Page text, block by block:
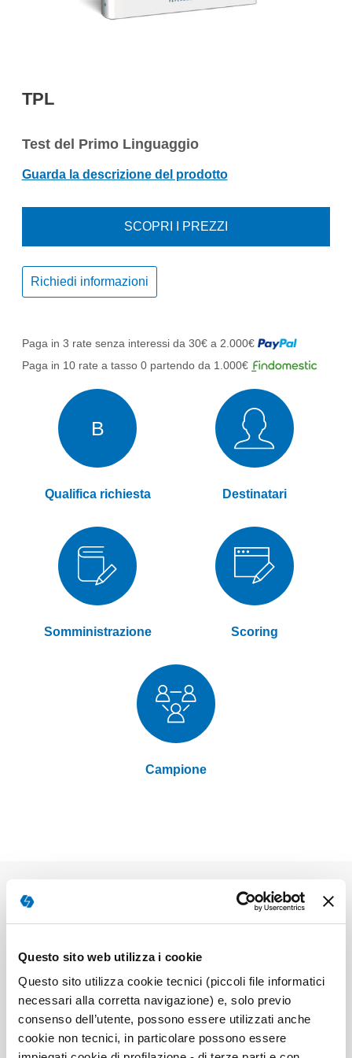
Questo sito web utilizza i cookie
Questo sito utilizza cookie tecnici (piccoli file informatici
necessari alla corretta navigazione) e, solo previo
consenso dell’utente, possono essere utilizzati anche
cookie non tecnici, in particolare possono essere
TPL
Test del Primo Linguaggio
Guarda la descrizione del prodotto
SCOPRI I PREZZI
Richiedi informazioni
Paga in 3 rate senza interessi da 30€ a 2.000€
Paga in 10 rate a tasso 0 partendo da 1.000€
B
Qualifica richiesta Destinatari
Somministrazione Scoring
Campione
Elementi
raggruppati
92062J - TPL - Kit
Manuale + materiale del test + 10 protocolli di
registrazione
Prodotto disponibile
238,00 € 280,00 €